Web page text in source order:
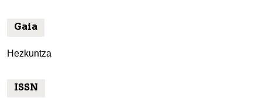
Gaia
Hezkuntza
ISSN